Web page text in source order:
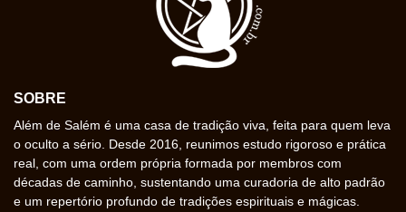
SOBRE
Além de Salém é uma casa de tradição viva, feita para quem leva
o oculto a sério. Desde 2016, reunimos estudo rigoroso e prática
real, com uma ordem própria formada por membros com
décadas de caminho, sustentando uma curadoria de alto padrão
e um repertório profundo de tradições espirituais e mágicas.